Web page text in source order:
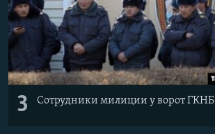
3 Сотрудники милиции у ворот ГКНБ